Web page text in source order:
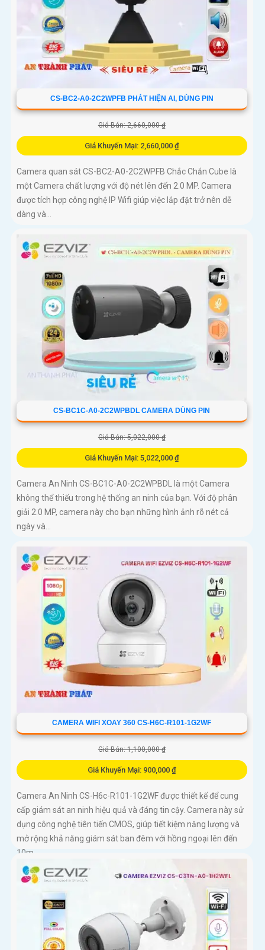
CS-BC2-A0-2C2WPFB PHÁT HIỆN AI, DÙNG PIN
Giá Bán: 2,660,000 ₫
Giá Khuyến Mại: 2,660,000 ₫
Camera quan sát CS-BC2-A0-2C2WPFB Chắc Chắn Cube là
một Camera chất lượng với độ nét lên đến 2.0 MP. Camera
được tích hợp công nghệ IP Wifi giúp việc lắp đặt trở nên dễ
dàng và...
CS-BC1C-A0-2C2WPBDL CAMERA DÙNG PIN
Giá Bán: 5,022,000 ₫
Giá Khuyến Mại: 5,022,000 ₫
Camera An Ninh CS-BC1C-A0-2C2WPBDL là một Camera
không thể thiếu trong hệ thống an ninh của bạn. Với độ phân
giải 2.0 MP, camera này cho bạn những hình ảnh rõ nét cả
ngày và...
CAMERA WIFI XOAY 360 CS-H6C-R101-1G2WF
Giá Bán: 1,100,000 ₫
Giá Khuyến Mại: 900,000 ₫
Camera An Ninh CS-H6c-R101-1G2WF được thiết kế để cung
cấp giám sát an ninh hiệu quả và đáng tin cậy. Camera này sử
dụng công nghệ tiên tiến CMOS, giúp tiết kiệm năng lượng và
mở rộng khả năng giám sát ban đêm với hồng ngoại lên đến
10m